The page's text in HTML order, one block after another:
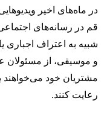
در ماه‌های اخیر
قم در رسانه‌های
شبیه به اعتراف اجباری
و موسیقی، از مسئولان
مشتریان خود می‌خواهند
رعایت کنند.